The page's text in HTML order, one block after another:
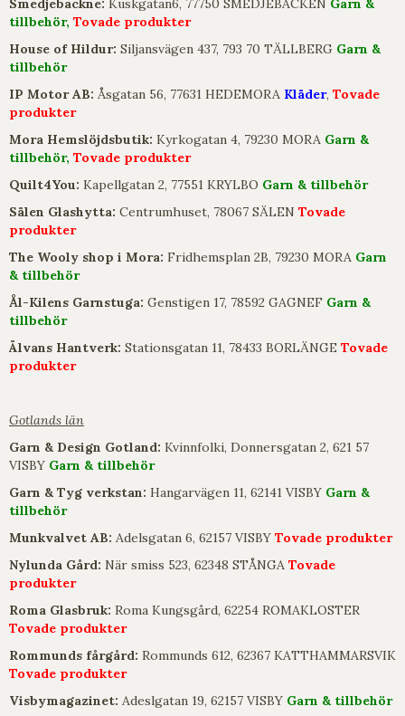
Smedjebackne: Kuskgatan6, 77750 SMEDJEBACKEN Garn &
tillbehör, Tovade produkter
House of Hildur: Siljansvägen 437, 793 70 TÄLLBERG Garn &
tillbehör
IP Motor AB: Åsgatan 56, 77631 HEDEMORA Kläder, Tovade
produkter
Mora Hemslöjdsbutik: Kyrkogatan 4, 79230 MORA Garn &
tillbehör, Tovade produkter
Quilt4You: Kapellgatan 2, 77551 KRYLBO Garn & tillbehör
Sälen Glashytta: Centrumhuset, 78067 SÄLEN Tovade
produkter
The Wooly shop i Mora: Fridhemsplan 2B, 79230 MORA Garn
& tillbehör
Ål-Kilens Garnstuga: Genstigen 17, 78592 GAGNEF Garn &
tillbehör
Älvans Hantverk: Stationsgatan 11, 78433 BORLÄNGE Tovade
produkter
Gotlands län
Garn & Design Gotland: Kvinnfolki, Donnersgatan 2, 621 57
VISBY Garn & tillbehör
Garn & Tyg verkstan: Hangarvägen 11, 62141 VISBY Garn &
tillbehör
Munkvalvet AB: Adelsgatan 6, 62157 VISBY Tovade produkter
Nylunda Gård: När smiss 523, 62348 STÅNGA Tovade
produkter
Roma Glasbruk: Roma Kungsgård, 62254 ROMAKLOSTER
Tovade produkter
Rommunds fårgård: Rommunds 612, 62367 KATTHAMMARSVIK
Tovade produkter
Visbymagazinet: Adeslgatan 19, 62157 VISBY Garn & tillbehör